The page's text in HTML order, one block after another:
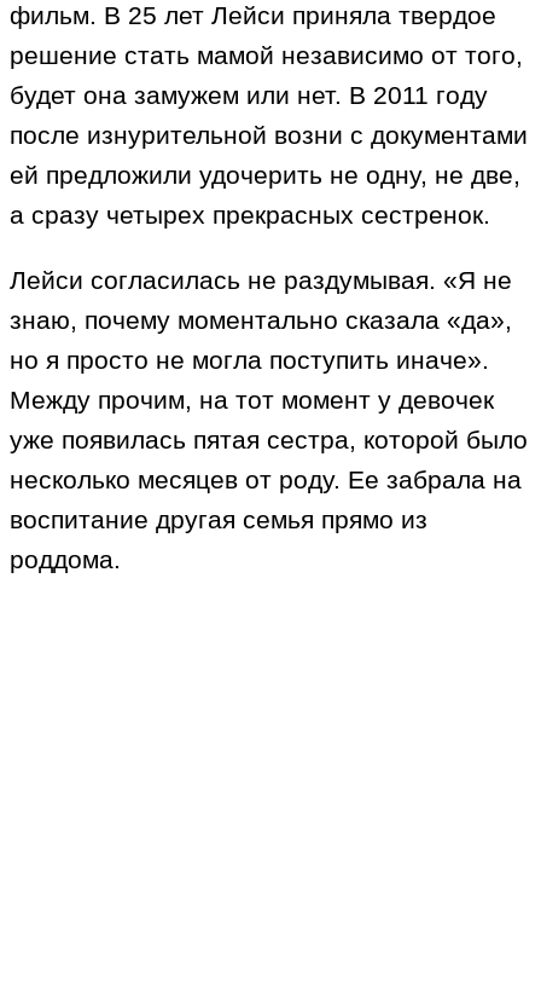
фильм. В 25 лет Лейси приняла твердое
решение стать мамой независимо от того,
будет она замужем или нет. В 2011 году
после изнурительной возни с документами
ей предложили удочерить не одну, не две,
а сразу четырех прекрасных сестренок.
Лейси согласилась не раздумывая. «Я не
знаю, почему моментально сказала «да»,
но я просто не могла поступить иначе».
Между прочим, на тот момент у девочек
уже появилась пятая сестра, которой было
несколько месяцев от роду. Ее забрала на
воспитание другая семья прямо из
роддома.